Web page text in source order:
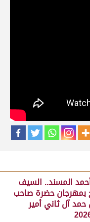
هجن الشحانية الفائز
22-05-2026
المسند.. السيف
بمهرجان حضرة صاحب
آل ثاني أمير